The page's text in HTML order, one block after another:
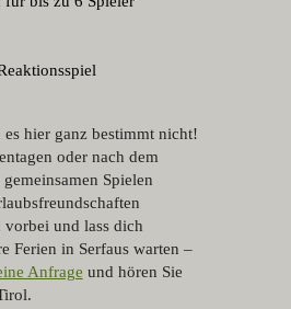
hier ganz bestimmt nicht!
oder nach dem
Spielen
vorbei und lass dich
Ferien in Serfaus warten –
Anfrage und hören Sie